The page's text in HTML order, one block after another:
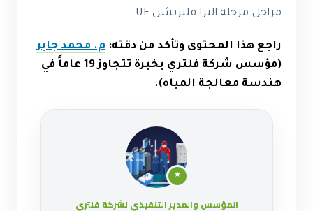
مراحل.مرحلة الترا فلتريشن UF.
راجع هذا المحتوى وتأكد من دقته: م. محمد جابر
(مؤسس شركة فلتري بخبرة تتجاوز 19 عاماً في
هندسة معالجة المياه).
★
المؤسس والمدير التنفيذي لشركة فلتري